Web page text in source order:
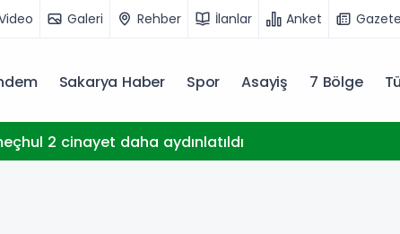
Galeri Rehber İlanlar Anket
Sakarya Haber Spor Asayiş 7 Bölge
2 cinayet daha aydınlatıldı